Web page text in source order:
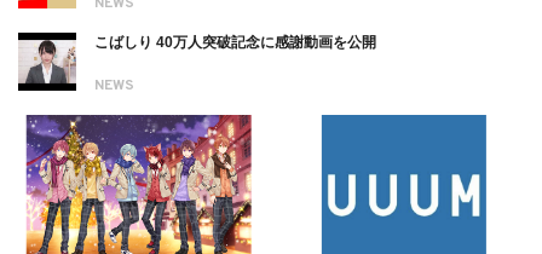
NEWS
こばしり 40万人突破記念に感謝動画を公開